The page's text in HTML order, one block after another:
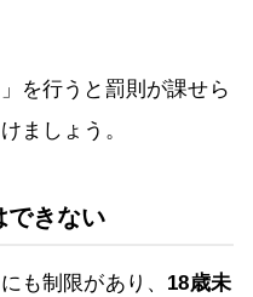
を行うと罰則が課せら
ましょう。
できない
も制限があり、 18歳未